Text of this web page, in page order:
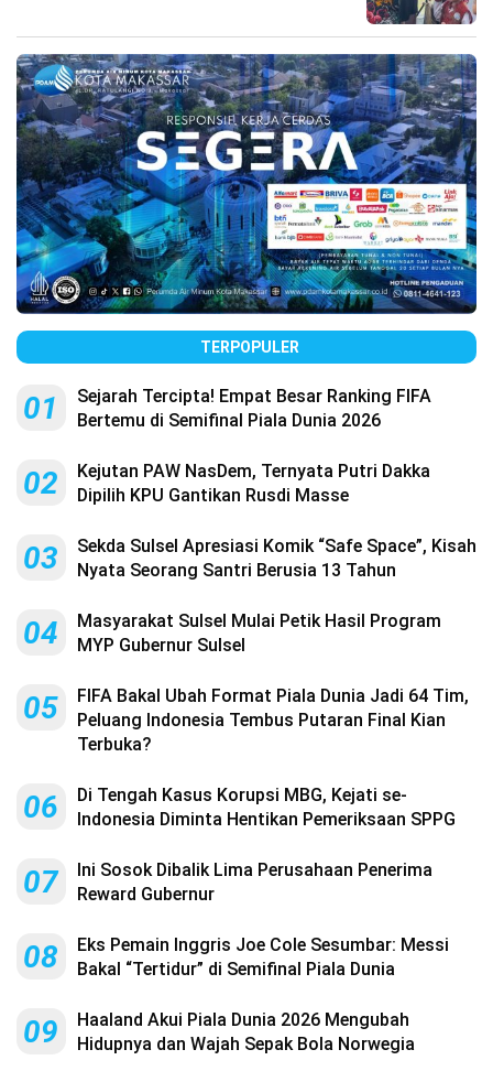
TERPOPULER
01
Sejarah Tercipta! Empat Besar Ranking FIFA
Bertemu di Semifinal Piala Dunia 2026
02
Kejutan PAW NasDem, Ternyata Putri Dakka
Dipilih KPU Gantikan Rusdi Masse
03
Sekda Sulsel Apresiasi Komik “Safe Space”, Kisah
Nyata Seorang Santri Berusia 13 Tahun
04
Masyarakat Sulsel Mulai Petik Hasil Program
MYP Gubernur Sulsel
05
FIFA Bakal Ubah Format Piala Dunia Jadi 64 Tim,
Peluang Indonesia Tembus Putaran Final Kian
Terbuka?
06
Di Tengah Kasus Korupsi MBG, Kejati se-
Indonesia Diminta Hentikan Pemeriksaan SPPG
07
Ini Sosok Dibalik Lima Perusahaan Penerima
Reward Gubernur
08
Eks Pemain Inggris Joe Cole Sesumbar: Messi
Bakal “Tertidur” di Semifinal Piala Dunia
09
Haaland Akui Piala Dunia 2026 Mengubah
Hidupnya dan Wajah Sepak Bola Norwegia